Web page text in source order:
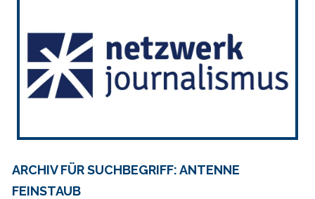
ARCHIV FÜR SUCHBEGRIFF: ANTENNE
FEINSTAUB